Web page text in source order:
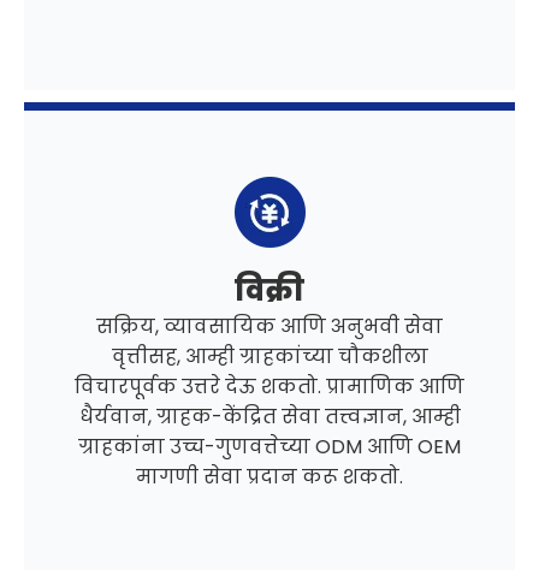
विक्री
सक्रिय, व्यावसायिक आणि अनुभवी सेवा
वृत्तीसह, आम्ही ग्राहकांच्या चौकशीला
विचारपूर्वक उत्तरे देऊ शकतो. प्रामाणिक आणि
धैर्यवान, ग्राहक-केंद्रित सेवा तत्त्वज्ञान, आम्ही
ग्राहकांना उच्च-गुणवत्तेच्या ODM आणि OEM
मागणी सेवा प्रदान करू शकतो.